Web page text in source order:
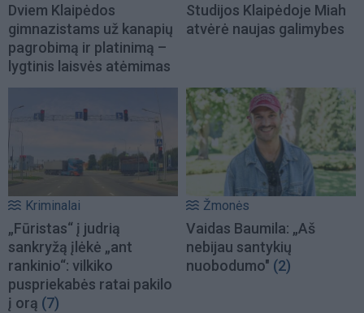
Dviem Klaipėdos
gimnazistams už kanapių
pagrobimą ir platinimą –
lygtinis laisvės atėmimas
Studijos Klaipėdoje Miah
atvėrė naujas galimybes
Kriminalai
„Fūristas“ į judrią
sankryžą įlėkė „ant
rankinio“: vilkiko
puspriekabės ratai pakilo
į orą (7)
Žmonės
Vaidas Baumila: „Aš
nebijau santykių
nuobodumo" (2)